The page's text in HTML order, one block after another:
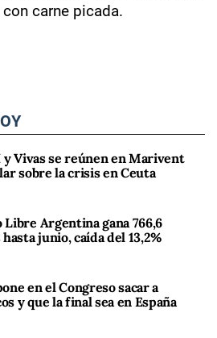
carne picada.
y Vivas se reúnen en Marivent
sobre la crisis en Ceuta
Libre Argentina gana 766,6
junio, caída del 13,2%
en el Congreso sacar a
y que la final sea en España